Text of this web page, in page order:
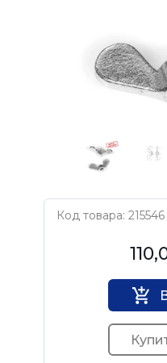
Код товара: 215546
Нет бренда